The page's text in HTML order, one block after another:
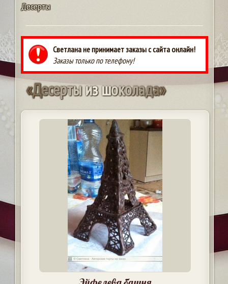
Десерты
Светлана не принимает заказы с сайта онлайн!
Заказы только по телефону!
«Десертыизшоколада»